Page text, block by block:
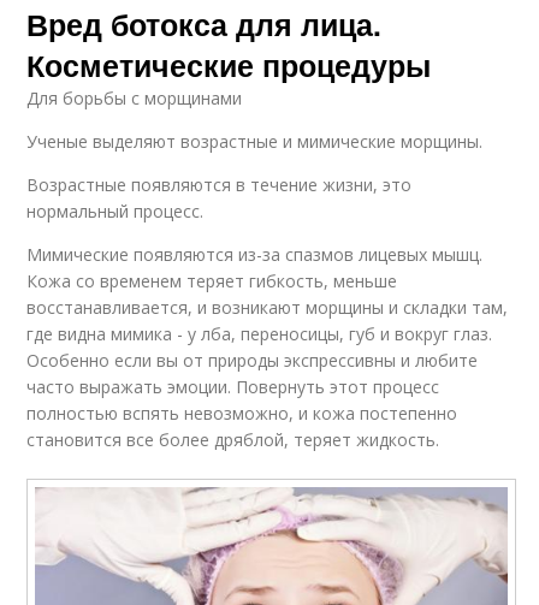
Вред ботокса для лица.
Косметические процедуры
Для борьбы с морщинами
Ученые выделяют возрастные и мимические морщины.
Возрастные появляются в течение жизни, это
нормальный процесс.
Мимические появляются из-за спазмов лицевых мышц.
Кожа со временем теряет гибкость, меньше
восстанавливается, и возникают морщины и складки там,
где видна мимика - у лба, переносицы, губ и вокруг глаз.
Особенно если вы от природы экспрессивны и любите
часто выражать эмоции. Повернуть этот процесс
полностью вспять невозможно, и кожа постепенно
становится все более дряблой, теряет жидкость.